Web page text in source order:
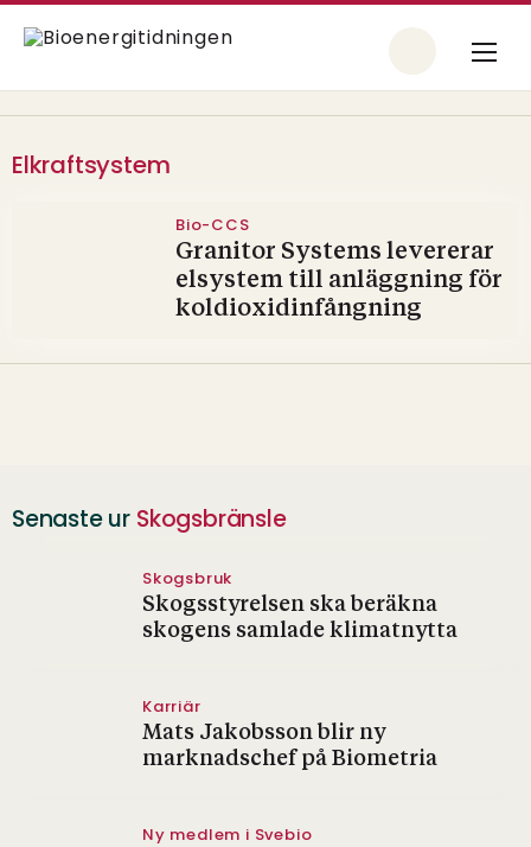
Elkraftsystem
Bio-CCS
Granitor Systems levererar
elsystem till anläggning för
koldioxidinfångning
Senaste ur Skogsbränsle
Skogsbruk
Skogsstyrelsen ska beräkna
skogens samlade klimatnytta
Karriär
Mats Jakobsson blir ny
marknadschef på Biometria
Ny medlem i Svebio